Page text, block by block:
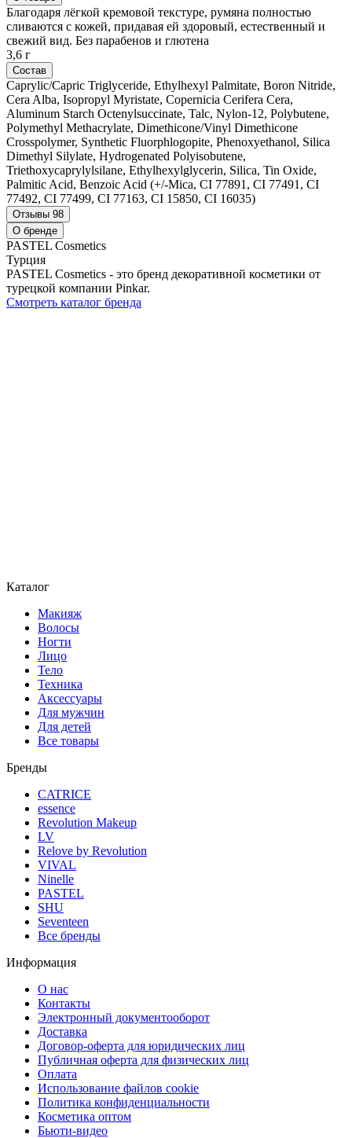
Благодаря лёгкой кремовой текстуре, румяна полностью
сливаются с кожей, придавая ей здоровый, естественный и
свежий вид. Без парабенов и глютена
3,6 г
Состав
Caprylic/Capric Triglyceride, Ethylhexyl Palmitate, Boron Nitride,
Cera Alba, Isopropyl Myristate, Copernicia Cerifera Cera,
Aluminum Starch Octenylsuccinate, Talc, Nylon-12, Polybutene,
Polymethyl Methacrylate, Dimethicone/Vinyl Dimethicone
Crosspolymer, Synthetic Fluorphlogopite, Phenoxyethanol, Silica
Dimethyl Silylate, Hydrogenated Polyisobutene,
Triethoxycaprylylsilane, Ethylhexylglycerin, Silica, Tin Oxide,
Palmitic Acid, Benzoic Acid (+/-Mica, CI 77891, CI 77491, CI
77492, CI 77499, CI 77163, CI 15850, CI 16035)
Отзывы 98
О бренде
PASTEL Cosmetics
Турция
PASTEL Cosmetics - это бренд декоративной косметики от
турецкой компании Pinkar.
Смотреть каталог бренда
Каталог
Макияж
Волосы
Ногти
Лицо
Тело
Техника
Аксессуары
Для мужчин
Для детей
Все товары
Бренды
CATRICE
essence
Revolution Makeup
LV
Relove by Revolution
VIVAL
Ninelle
PASTEL
SHU
Seventeen
Все бренды
Информация
О нас
Контакты
Электронный документооборот
Доставка
Договор-оферта для юридических лиц
Публичная оферта для физических лиц
Оплата
Использование файлов cookie
Политика конфиденциальности
Косметика оптом
Бьюти-видео